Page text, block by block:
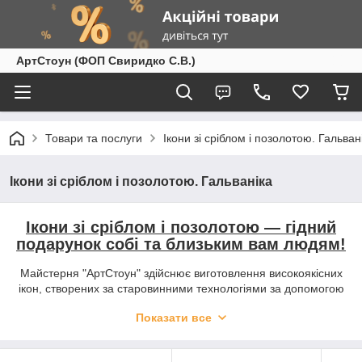
АртСтоун (ФОП Свиридко С.В.)
Товари та послуги Ікони зі сріблом і позолотою.
Ікони зі сріблом і позолотою. Гальваніка
Ікони зі сріблом і позолотою ― гідний
подарунок собі та близьким вам людям!
Майстерня "АртСтоун" здійснює виготовлення високоякісних
ікон, створених за старовинними технологіями за допомогою
матеріалів. Споживачам пропонується широкий вибір і
Показати все